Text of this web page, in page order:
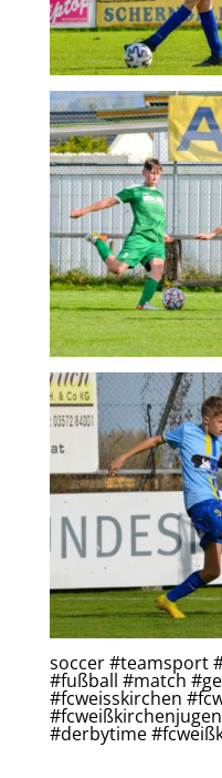
soccer #teamsport
#fußball #match
#fcweisskirchen
#derbytime